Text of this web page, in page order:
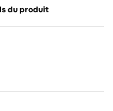
du produit